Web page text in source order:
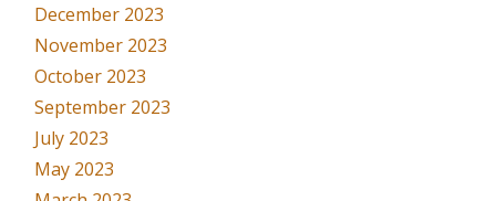
December 2023
November 2023
October 2023
September 2023
July 2023
May 2023